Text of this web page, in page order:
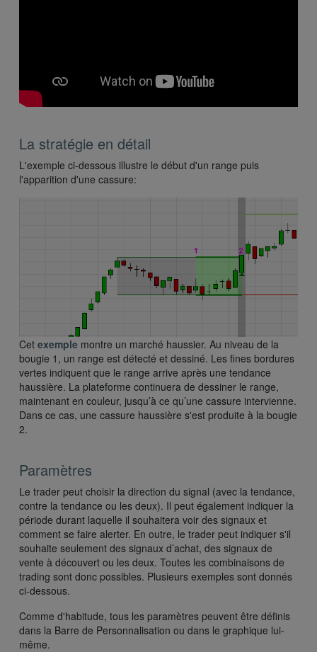
La stratégie en détail
L'exemple ci-dessous illustre le début d'un range puis
l'apparition d'une cassure:
Cet exemple montre un marché haussier. Au niveau de la
bougie 1, un range est détecté et dessiné. Les fines bordures
vertes indiquent que le range arrive après une tendance
haussière. La plateforme continuera de dessiner le range,
maintenant en couleur, jusqu’à ce qu’une cassure intervienne.
Dans ce cas, une cassure haussière s'est produite à la bougie
2.
Paramètres
Le trader peut choisir la direction du signal (avec la tendance,
contre la tendance ou les deux). Il peut également indiquer la
période durant laquelle il souhaitera voir des signaux et
comment se faire alerter. En outre, le trader peut indiquer s'il
souhaite seulement des signaux d’achat, des signaux de
vente à découvert ou les deux. Toutes les combinaisons de
trading sont donc possibles. Plusieurs exemples sont donnés
ci-dessous.
Comme d'habitude, tous les paramètres peuvent être définis
dans la Barre de Personnalisation ou dans le graphique lui-
même.